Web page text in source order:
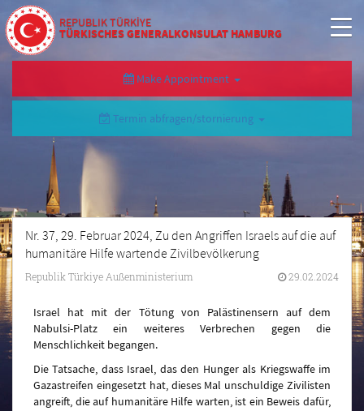
REPUBLIK TÜRKİYE
TÜRKISCHES GENERALKONSULAT HAMBURG
Make Appointment
Termin abfragen/stornierung
Nr. 37, 29. Februar 2024, Zu den Angriffen Israels auf die auf
humanitäre Hilfe wartende Zivilbevölkerung
Republik Türkiye Außenministerium 29.02.2024
Israel hat mit der Tötung von Palästinensern auf dem
Nabulsi-Platz ein weiteres Verbrechen gegen die
Menschlichkeit begangen.
Die Tatsache, dass Israel, das den Hunger als Kriegswaffe im
Gazastreifen eingesetzt hat, dieses Mal unschuldige Zivilisten
angreift, die auf humanitäre Hilfe warten, ist ein Beweis dafür,